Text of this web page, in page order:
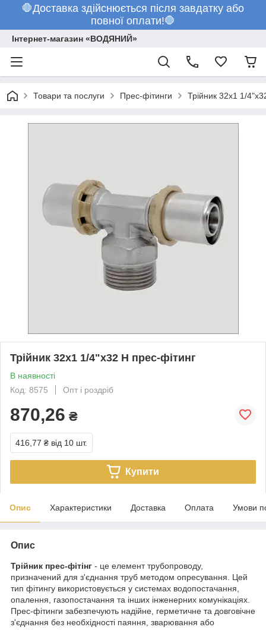
🛑Доставка здійснюється після завдатку або
повної оплати!🛑
Інтернет-магазин «ВОДЯНИЙ»
Товари та послуги Прес-фітинги Трійник 32х1 1/
Трійник 32х1 1/4"х32 Н прес-фітинг
В наявності
Код: 8575
Опт і роздріб
870,26 ₴
416,77 ₴ від 10 шт.
Купити
Опис Характеристики Доставка Оплата Умови
Опис
Трійник прес-фітінг - це елемент трубопроводу,
призначений для з'єднання труб методом опресування. Цей
тип фітингу використовується у системах водопостачання,
опалення, газопостачання та інших інженерних комунікаціях.
Прес-фітинги забезпечують надійне, герметичне та довговічне
з'єднання без необхідності паяння, зварювання або